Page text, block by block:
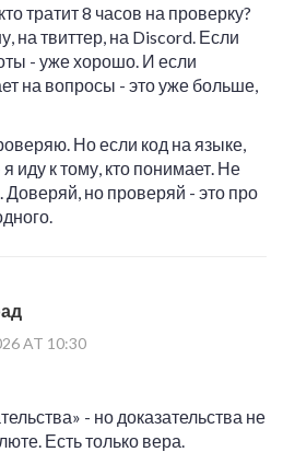
тратит 8 часов на проверку?
на твиттер, на Discord. Если
- уже хорошо. И если
на вопросы - это уже больше,
Но если код на языке,
иду к тому, кто понимает. Не
Доверяй, но проверяй - это про
AT 10:30
- но доказательства не
Есть только вера.